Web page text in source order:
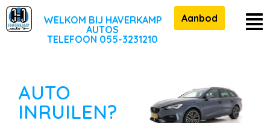
WELKOM BIJ HAVERKAMP
AUTOS
TELEFOON 055-3231210
Aanbod
AUTO
INRUILEN?